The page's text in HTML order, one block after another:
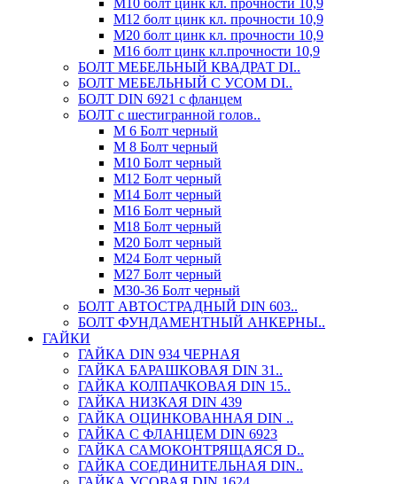
М10 болт цинк кл. прочности 10,9
М12 болт цинк кл. прочности 10,9
М20 болт цинк кл. прочности 10,9
М16 болт цинк кл.прочности 10,9
БОЛТ МЕБЕЛЬНЫЙ КВАДРАТ DI..
БОЛТ МЕБЕЛЬНЫЙ С УСОМ DI..
БОЛТ DIN 6921 c фланцем
БОЛТ с шестигранной голов..
М 6 Болт черный
М 8 Болт черный
М10 Болт черный
М12 Болт черный
М14 Болт черный
М16 Болт черный
М18 Болт черный
М20 Болт черный
М24 Болт черный
М27 Болт черный
М30-36 Болт черный
БОЛТ АВТОСТРАДНЫЙ DIN 603..
БОЛТ ФУНДАМЕНТНЫЙ АНКЕРНЫ..
ГАЙКИ
ГАЙКА DIN 934 ЧЕРНАЯ
ГАЙКА БАРАШКОВАЯ DIN 31..
ГАЙКА КОЛПАЧКОВАЯ DIN 15..
ГАЙКА НИЗКАЯ DIN 439
ГАЙКА ОЦИНКОВАННАЯ DIN ..
ГАЙКА С ФЛАНЦЕМ DIN 6923
ГАЙКА САМОКОНТРЯЩАЯСЯ D..
ГАЙКА СОЕДИНИТЕЛЬНАЯ DIN..